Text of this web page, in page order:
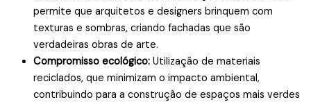
permite que arquitetos e designers brinquem com
texturas e sombras, criando fachadas que são
verdadeiras obras de arte.
Compromisso ecológico: Utilização de materiais
reciclados, que minimizam o impacto ambiental,
contribuindo para a construção de espaços mais verdes